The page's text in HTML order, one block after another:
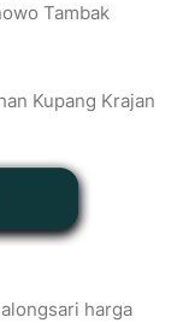
Tambak
harga